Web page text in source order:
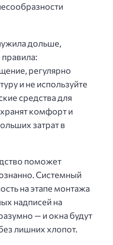
дольше,
регулярно
и не используйте
средства для
комфорт и
затрат в
поможет
Системный
на этапе монтажа
надписей на
— и окна будут
лишних хлопот.